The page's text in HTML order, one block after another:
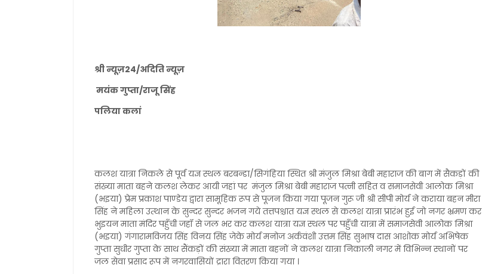
श्री न्यूज़24/अदिति न्यूज़
मयंक गुप्ता/राजू सिंह
पलिया कलां
कलश यात्रा निकले से पूर्व यज्ञ स्थल बरबन्डा/सिगंहिया स्थित श्री मंजुल मिश्रा बेबी महाराज की बाग में सैकड़ों की
संख्या माता बहने कलश लेकर आयी जहां पर मंजुल मिश्रा बेबी महाराज पत्नी सहित व समाजसेवी आलोक मिश्रा
(भइया) प्रेम प्रकाश पाण्डेय द्वारा सामूहिक रूप से पूजन किया गया पूजन गुरू जी श्री सीपी मोर्य ने कराया बहन मीरा
सिंह ने महिला उत्थान के सुन्दर सुन्दर भजन गये तत्तपश्चात यज्ञ स्थल से कलश यात्रा प्रारंभ हुई जो नगर भ्रमण कर
भुइयन माता मंदिर पहुँची जहॉ से जल भर कर कलश यात्रा यज्ञ स्थल पर पहुँची यात्रा में समाजसेवी आलोक मिश्रा
(भइया) गंगारामविजय सिंह विनय सिंह जेके मोर्य मनोज अर्कवंशी उत्तम सिंह सुभाष दास आशोक मोर्य अभिषेक
गुप्ता सुधीर गुप्ता के साथ सैंकड़ों की संख्या में माता बहनों ने कलश यात्रा निकाली नगर में विभिन्न स्थानों पर
जल सेवा प्रसाद रूप में नगरवासियों द्रारा वितरण किया गया ।